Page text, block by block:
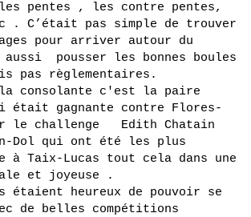
pentes , les contre pentes,
. C’était pas simple de trouver
pour arriver autour du
aussi  pousser les bonnes boules
pas règlementaires.
consolante c'est la paire
était gagnante contre Flores-
le challenge   Edith Chatain
Dol qui ont été les plus
à Taix-Lucas tout cela dans une
et joyeuse .
étaient heureux de pouvoir se
de belles compétitions